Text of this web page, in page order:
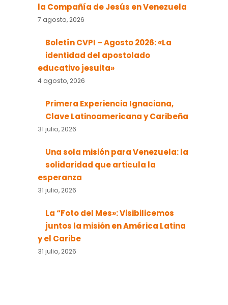
la Compañía de Jesús en Venezuela
7 agosto, 2026
Boletín CVPI – Agosto 2026: «La
identidad del apostolado
educativo jesuita»
4 agosto, 2026
Primera Experiencia Ignaciana,
Clave Latinoamericana y Caribeña
31 julio, 2026
Una sola misión para Venezuela: la
solidaridad que articula la
esperanza
31 julio, 2026
La “Foto del Mes»: Visibilicemos
juntos la misión en América Latina
y el Caribe
31 julio, 2026